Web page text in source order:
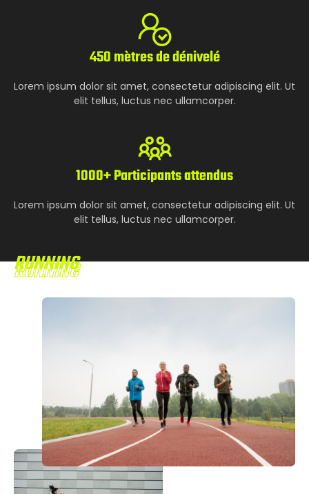
450 mètres de dénivelé
Lorem ipsum dolor sit amet, consectetur adipiscing elit. Ut
elit tellus, luctus nec ullamcorper.
1000+ Participants attendus
Lorem ipsum dolor sit amet, consectetur adipiscing elit. Ut
elit tellus, luctus nec ullamcorper.
RUNNING
RUNNING